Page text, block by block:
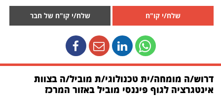
שלח/י קו"ח שלח/י קו"ח של חבר
דרוש/ה מומחה/ית טכנולוגי/ת מוביל/ה בצוות
אינטגרציה לגוף פיננסי מוביל באזור המרכז